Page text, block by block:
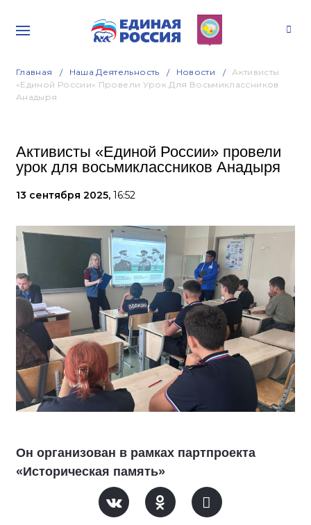
Главная Наша Деятельность Новости
Активисты
«Единой России» Провели Урок Для Восьмиклассников
Анадыря
Активисты «Единой России» провели
урок для восьмиклассников Анадыря
13 сентября 2025, 16:52
Он организован в рамках партпроекта
«Историческая память»